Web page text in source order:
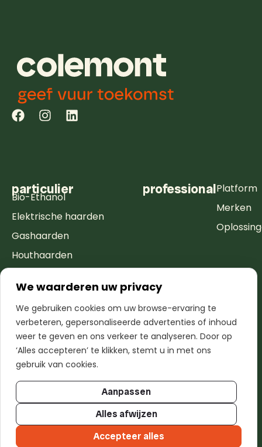
We waarderen uw privacy
We gebruiken cookies om uw browse-ervaring te
verbeteren, gepersonaliseerde advertenties of inhoud
weer te geven en ons verkeer te analyseren. Door op
‘Alles accepteren’ te klikken, stemt u in met ons
gebruik van cookies.
Aanpassen
Alles afwijzen
Accepteer alles
particulier
Bio-Ethanol
Elektrische haarden
Gashaarden
Houthaarden
Service-aanvraag
professionalPlatform
Merken
Contact
Over ons
Zoek een dealer
Openingsuren
IDENTIQ— 2026 All Right Reserved
CookiebeleidAlgemene voorwaarden